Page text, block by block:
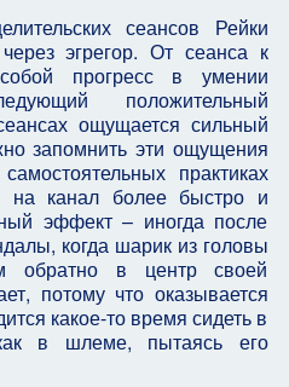
сеансов Рейки
эгрегор. От сеанса к
прогресс в умении
положительный
ощущается сильный
запомнить эти ощущения
практиках
на канал более быстро и
эффект – иногда после
когда шарик из головы
обратно в центр своей
потому что оказывается
какое-то время сидеть в
в шлеме, пытаясь его